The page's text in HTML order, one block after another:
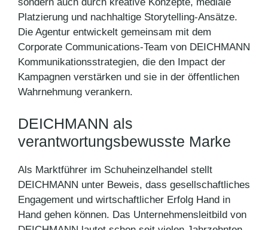
Platzierung und nachhaltige Storytelling-Ansätze.
Die Agentur entwickelt gemeinsam mit dem
Corporate Communications-Team von DEICHMANN
Kommunikationsstrategien, die den Impact der
Kampagnen verstärken und sie in der öffentlichen
Wahrnehmung verankern.
DEICHMANN als
verantwortungsbewusste Marke
Als Marktführer im Schuheinzelhandel stellt
DEICHMANN unter Beweis, dass gesellschaftliches
Engagement und wirtschaftlicher Erfolg Hand in
Hand gehen können. Das Unternehmensleitbild von